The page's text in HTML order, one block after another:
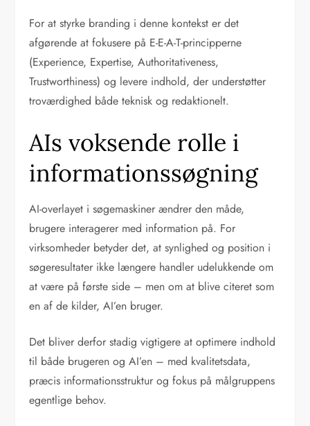
For at styrke branding i denne kontekst er det
afgørende at fokusere på E-E-A-T-principperne
(Experience, Expertise, Authoritativeness,
Trustworthiness) og levere indhold, der understøtter
troværdighed både teknisk og redaktionelt.
AIs voksende rolle i
informationssøgning
AI-overlayet i søgemaskiner ændrer den måde,
brugere interagerer med information på. For
virksomheder betyder det, at synlighed og position i
søgeresultater ikke længere handler udelukkende om
at være på første side – men om at blive citeret som
en af de kilder, AI’en bruger.
Det bliver derfor stadig vigtigere at optimere indhold
til både brugeren og AI’en – med kvalitetsdata,
præcis informationsstruktur og fokus på målgruppens
egentlige behov.